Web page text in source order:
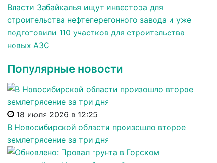
Власти Забайкалья ищут инвестора для
строительства нефтеперегонного завода и уже
подготовили 110 участков для строительства
новых АЗС
Популярные новости
18 июля 2026 в 12:25
В Новосибирской области произошло второе
землетрясение за три дня